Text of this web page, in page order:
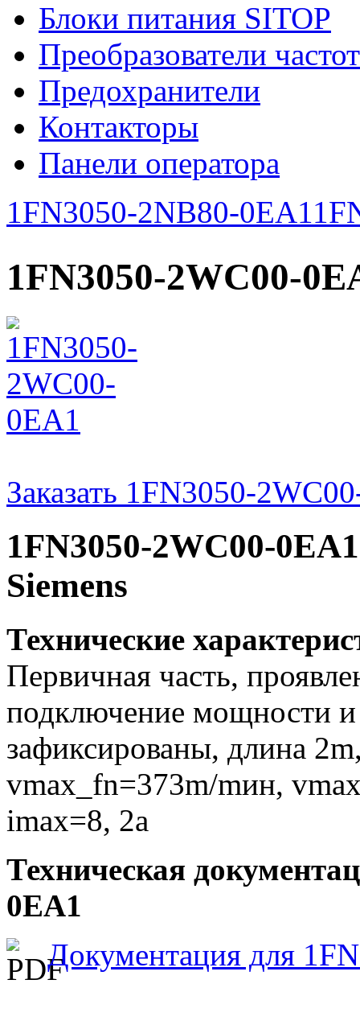
Блоки питания SITOP
Преобразователи
Предохранители
Контакторы
Панели оператора
1FN3050-2NB80-0EA1
1FN3050-2WC00-
Заказать 1FN3050-
1FN3050-2WC00-
Siemens
Технические
Первичная часть,
подключение мощности и
зафиксированы, длина
vmax_fn=373m/mин,
imax=8, 2a
Техническая
0EA1
Документация для